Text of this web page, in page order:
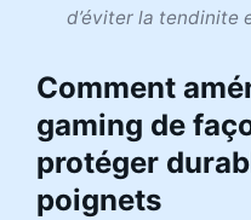
d’éviter la tendinite
Comment
gaming de
protéger
poignets